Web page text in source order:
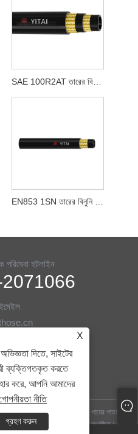
SAE 100R2AT তারের বিনুনি হাইড্রোলিক রাবার পায়ের পাতার মোজাবিশেষ
EN853 1SN তারের বিনুনি হাইড্রোলিক রাবার পায়ের পাতার মোজাবিশেষ
পরিষেবা হটলাইন
অনুসরণ করো
কোং, লিমিটেড - তেল ড্রিলিং পায়ের পাতার
ড্রিলিং আনুষাঙ্গিক - সমস্ত অধিকার সংরক্ষিত।
X
দিতে, সাইটের
ব্যক্তিগতকৃত করতে
করে, আপনি আমাদের
নীতি
গ্রহণ করুন